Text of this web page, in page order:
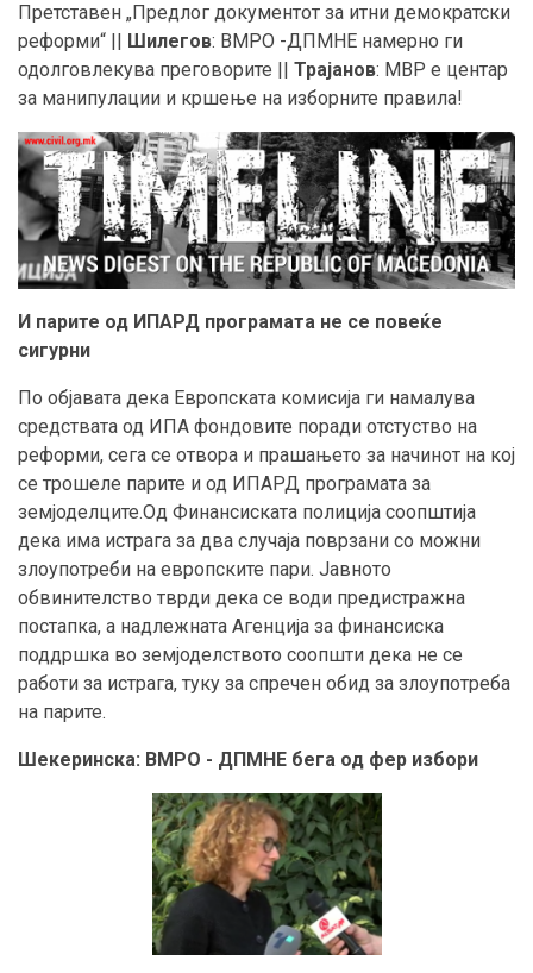
Претставен „Предлог документот за итни демократски
реформи“ ||
Шилегов: ВМРО -ДПМНЕ намерно ги
одолговлекува преговорите || Трајанов: МВР е центар
за манипулации и кршење на изборните правила!
И парите од ИПАРД програмата не се повеќе
сигурни
По објавата дека Европската комисија ги намалува
средствата од ИПА фондовите поради отстуство на
реформи, сега се отвора и прашањето за начинот на кој
се трошеле парите и од ИПАРД програмата за
земјоделците.Од Финансиската полиција соопштија
дека има истрага за два случаја поврзани со можни
злоупотреби на европските пари. Јавното
обвинителство тврди дека се води предистражна
постапка, а надлежната Агенција за финансиска
поддршка во земјоделството соопшти дека не се
работи за истрага, туку за спречен обид за злоупотреба
на парите.
Шекеринска: ВМРО - ДПМНЕ бега од фер избори